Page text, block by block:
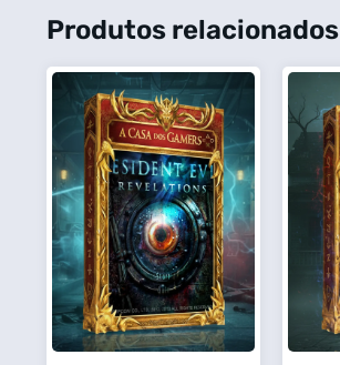
Produtos relacionados